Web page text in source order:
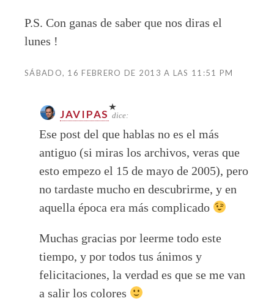
P.S. Con ganas de saber que nos diras el
lunes !
SÁBADO, 16 FEBRERO DE 2013 A LAS 11:51 PM
JAVIPAS dice:
Ese post del que hablas no es el más
antiguo (si miras los archivos, veras que
esto empezo el 15 de mayo de 2005), pero
no tardaste mucho en descubrirme, y en
aquella época era más complicado
Muchas gracias por leerme todo este
tiempo, y por todos tus ánimos y
felicitaciones, la verdad es que se me van
a salir los colores